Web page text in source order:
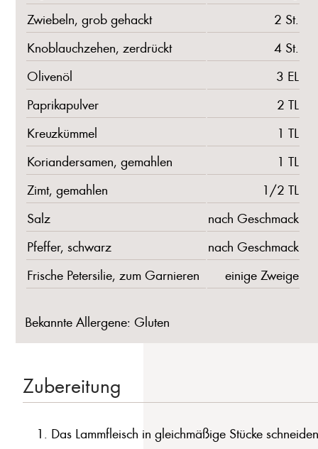
Zwiebeln, grob gehackt
2 St.
Knoblauchzehen, zerdrückt
4 St.
Olivenöl
3 EL
Paprikapulver
2 TL
Kreuzkümmel
1 TL
Koriandersamen, gemahlen
1 TL
Zimt, gemahlen
1/2 TL
Salz
nach Geschmack
Pfeffer, schwarz
nach Geschmack
Frische Petersilie, zum Garnieren
einige Zweige
Bekannte Allergene: Gluten
Zubereitung
Das Lammfleisch in gleichmäßige Stücke